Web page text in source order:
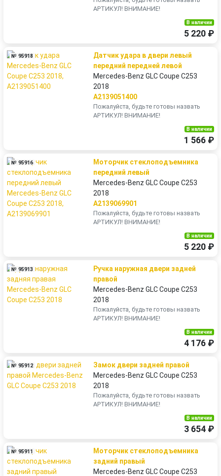
АРТИКУЛ! ВНИМАНИЕ!
В наличии
5 220 ₽
№ 95918
Датчик удара в двери левый
передний передней левой
Mercedes-Benz GLC Coupe C253
2018
A2139051400
Пожалуйста, будьте готовы назвать
АРТИКУЛ! ВНИМАНИЕ!
В наличии
1 566 ₽
№ 95916
Моторчик стеклоподъемника
передний левый
Mercedes-Benz GLC Coupe C253
2018
A2139069901
Пожалуйста, будьте готовы назвать
АРТИКУЛ! ВНИМАНИЕ!
В наличии
5 220 ₽
№ 95913
Ручка наружная двери задней
правой
Mercedes-Benz GLC Coupe C253
2018
Пожалуйста, будьте готовы назвать
АРТИКУЛ! ВНИМАНИЕ!
В наличии
4 176 ₽
№ 95912
Замок двери задней правой
Mercedes-Benz GLC Coupe C253
2018
Пожалуйста, будьте готовы назвать
АРТИКУЛ! ВНИМАНИЕ!
В наличии
3 654 ₽
№ 95911
Моторчик стеклоподъемника
задний правый
Mercedes-Benz GLC Coupe C253